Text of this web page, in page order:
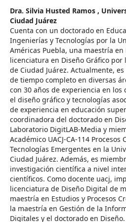
Dra. Silvia Husted Ramos ,
Ciudad Juárez
Cuenta con un doctorado en
Ingenierías y Tecnologías por la
Américas Puebla, una maestría en
licenciatura en Diseño Gráfico
de Ciudad Juárez. Actualmente,
de tiempo completo en diversas
con 30 años de experiencia en
el diseño gráfico y tecnologías
de experiencia en educación
coordinadora del doctorado en
Laboratorio DigitLAB-Media y
Académico UACJ-CA-114 Procesos
Tecnologías Emergentes en la
Ciudad Juárez. Además, es
investigación científica a nivel
científicos. Como docente uacj,
licenciatura de Diseño Digital de
maestría en Estudios y Procesos
la maestría en Gestión de la
Digitales y el doctorado en